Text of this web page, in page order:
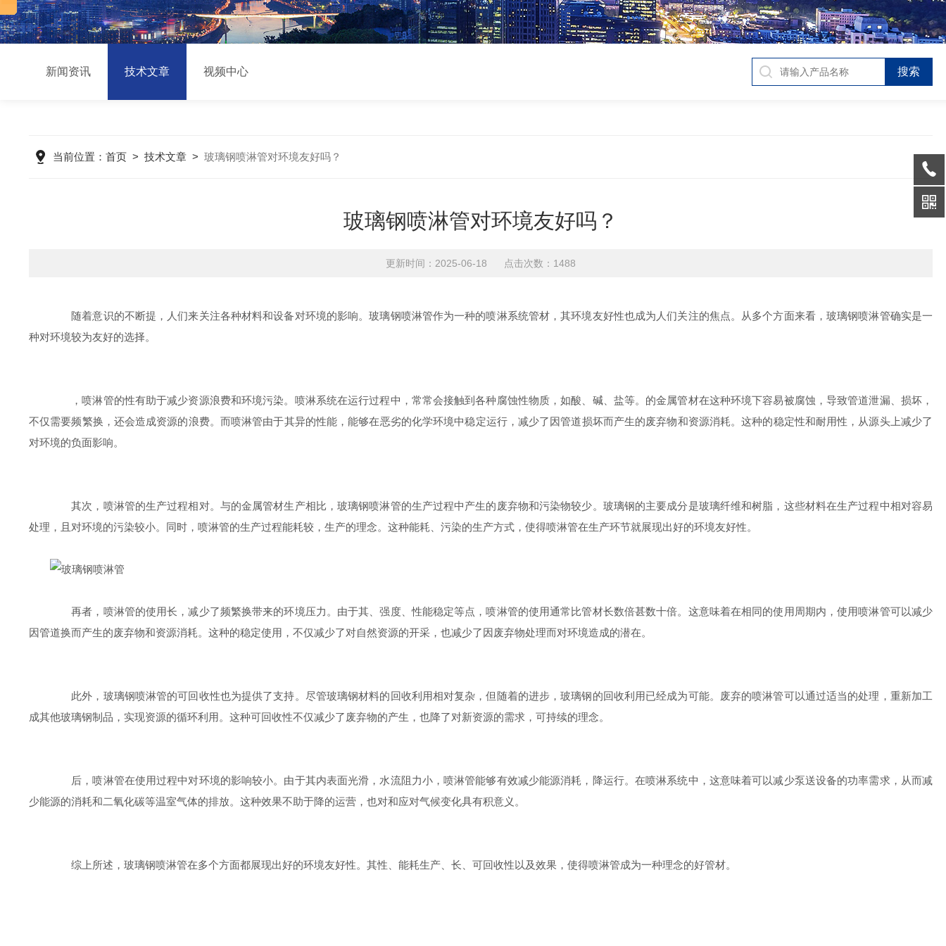
新闻资讯 技术文章 视频中心
当前位置： 首页> 技术文章> 玻璃钢喷淋管对环境友好吗？
玻璃钢喷淋管对环境友好吗？
更新时间：2025-06-18 点击次数：1488
随着意识的不断提，人们来关注各种材料和设备对环境的影响。玻璃钢喷淋管作为一种的喷淋系统管材，其环境友好性也成为人们关注的焦点。从多个方面来看，玻璃钢喷淋管确实是一
种对环境较为友好的选择。
，喷淋管的性有助于减少资源浪费和环境污染。喷淋系统在运行过程中，常常会接触到各种腐蚀性物质，如酸、碱、盐等。的金属管材在这种环境下容易被腐蚀，导致管道泄漏、损坏，
不仅需要频繁换，还会造成资源的浪费。而喷淋管由于其异的性能，能够在恶劣的化学环境中稳定运行，减少了因管道损坏而产生的废弃物和资源消耗。这种的稳定性和耐用性，从源头上减少了
对环境的负面影响。
其次，喷淋管的生产过程相对。与的金属管材生产相比，玻璃钢喷淋管的生产过程中产生的废弃物和污染物较少。玻璃钢的主要成分是玻璃纤维和树脂，这些材料在生产过程中相对容易
处理，且对环境的污染较小。同时，喷淋管的生产过程能耗较，生产的理念。这种能耗、污染的生产方式，使得喷淋管在生产环节就展现出好的环境友好性。
再者，喷淋管的使用长，减少了频繁换带来的环境压力。由于其、强度、性能稳定等点，喷淋管的使用通常比管材长数倍甚数十倍。这意味着在相同的使用周期内，使用喷淋管可以减少
因管道换而产生的废弃物和资源消耗。这种的稳定使用，不仅减少了对自然资源的开采，也减少了因废弃物处理而对环境造成的潜在。
此外，玻璃钢喷淋管的可回收性也为提供了支持。尽管玻璃钢材料的回收利用相对复杂，但随着的进步，玻璃钢的回收利用已经成为可能。废弃的喷淋管可以通过适当的处理，重新加工
成其他玻璃钢制品，实现资源的循环利用。这种可回收性不仅减少了废弃物的产生，也降了对新资源的需求，可持续的理念。
后，喷淋管在使用过程中对环境的影响较小。由于其内表面光滑，水流阻力小，喷淋管能够有效减少能源消耗，降运行。在喷淋系统中，这意味着可以减少泵送设备的功率需求，从而减
少能源的消耗和二氧化碳等温室气体的排放。这种效果不助于降的运营，也对和应对气候变化具有积意义。
综上所述，玻璃钢喷淋管在多个方面都展现出好的环境友好性。其性、能耗生产、长、可回收性以及效果，使得喷淋管成为一种理念的好管材。